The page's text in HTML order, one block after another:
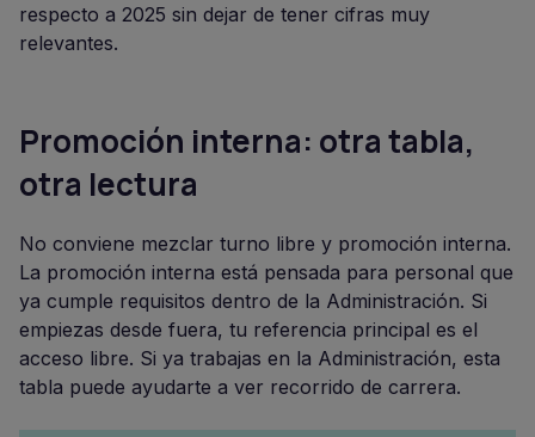
respecto a 2025 sin dejar de tener cifras muy
relevantes.
Promoción interna: otra tabla,
otra lectura
No conviene mezclar turno libre y promoción interna.
La promoción interna está pensada para personal que
ya cumple requisitos dentro de la Administración. Si
empiezas desde fuera, tu referencia principal es el
acceso libre. Si ya trabajas en la Administración, esta
tabla puede ayudarte a ver recorrido de carrera.